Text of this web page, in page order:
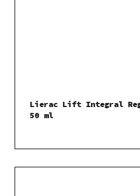
Lierac Lift Integral
50 ml